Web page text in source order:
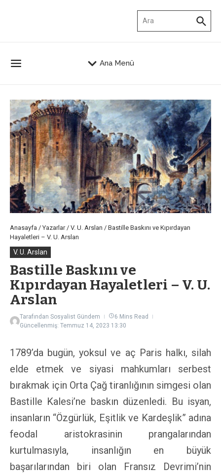
Ana Menü
Anasayfa /Yazarlar/ V. U. Arslan / Bastille Baskını ve Kıpırdayan
Hayaletleri – V. U. Arslan
V. U. Arslan
Bastille Baskını ve
Kıpırdayan Hayaletleri – V. U.
Arslan
Tarafından Sosyalist Gündem
6 Mins Read
Güncellenmiş: Temmuz 14, 2023 13:30
1789’da bugün, yoksul ve aç Paris halkı, silah
elde etmek ve siyasi mahkumları serbest
bırakmak için Orta Çağ tiranlığının simgesi olan
Bastille Kalesi’ne baskın düzenledi. Bu isyan,
insanların “Özgürlük, Eşitlik ve Kardeşlik” adına
feodal aristokrasinin prangalarından
kurtulmasıyla, insanlığın en büyük
başarılarından biri olan Fransız Devrimi’nin